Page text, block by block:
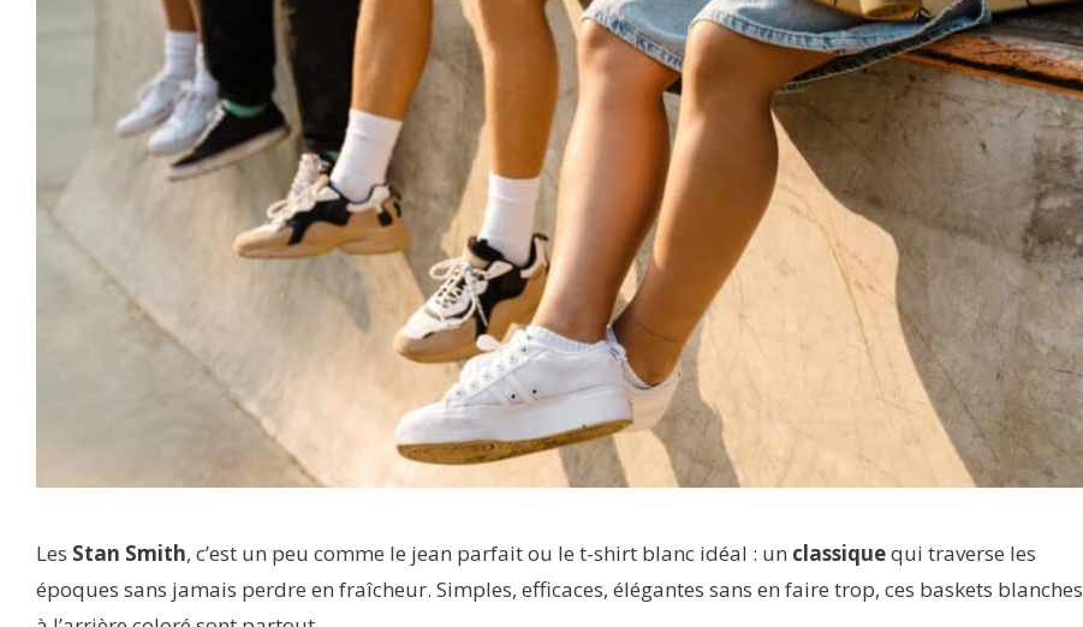
Les Stan Smith, c’est un peu comme le jean parfait ou le t-shirt blanc idéal : un classiquequi traverse les
époques sans jamais perdre en fraîcheur. Simples, efficaces, élégantes sans en faire trop, ces baskets blanches